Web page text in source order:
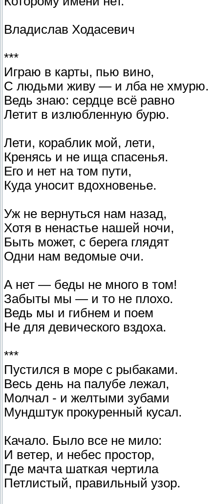
Владислав Ходасевич
***
Играю в карты, пью вино,
С людьми живу — и лба не хмурю.
Ведь знаю: сердце всё равно
Летит в излюбленную бурю.
Лети, кораблик мой, лети,
Кренясь и не ища спасенья.
Его и нет на том пути,
Куда уносит вдохновенье.
Уж не вернуться нам назад,
Хотя в ненастье нашей ночи,
Быть может, с берега глядят
Одни нам ведомые очи.
А нет — беды не много в том!
Забыты мы — и то не плохо.
Ведь мы и гибнем и поем
Не для девического вздоха.
***
Пустился в море с рыбаками.
Весь день на палубе лежал,
Молчал - и желтыми зубами
Мундштук прокуренный кусал.
Качало. Было все не мило:
И ветер, и небес простор,
Где мачта шаткая чертила
Петлистый, правильный узор.